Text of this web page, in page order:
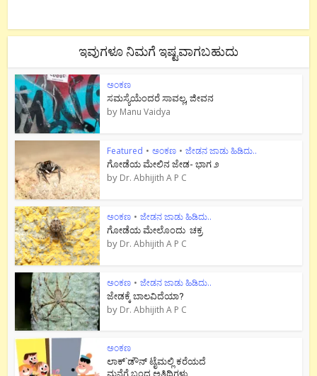
ಇವುಗಳೂ ನಿಮಗೆ ಇಷ್ಟವಾಗಬಹುದು
ಅಂಕಣ
ಸಮಸ್ಯೆಯೆಂದರೆ ಸಾವಲ್ಲ, ಜೀವನ
by Manu Vaidya
Featured • ಅಂಕಣ • ಜೇಡನ ಜಾಡು ಹಿಡಿದು..
ಗೋಡೆಯ ಮೇಲಿನ ಜೇಡ- ಭಾಗ ೨
by Dr. Abhijith A P C
ಅಂಕಣ • ಜೇಡನ ಜಾಡು ಹಿಡಿದು..
ಗೋಡೆಯ ಮೇಲೊಂದು ಚಕ್ರ
by Dr. Abhijith A P C
ಅಂಕಣ • ಜೇಡನ ಜಾಡು ಹಿಡಿದು..
ಜೇಡಕ್ಕೆ ಬಾಲವಿದೆಯಾ?
by Dr. Abhijith A P C
ಅಂಕಣ
ಲಾಕ್`ಡೌನ್ ಟೈಮಲ್ಲಿ ಕರೆಯದೆ
ಮನೆಗೆ ಬಂದ ಅತಿಥಿಗಳು